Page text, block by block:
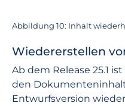
Abbildung 10: Inhalt
Wiedererstellen
Ab dem Release 25.1
den
Entwurfsversion